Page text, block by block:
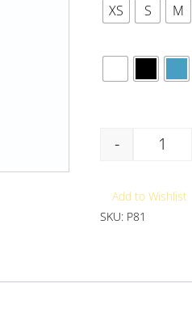
XS S M
-
Add to Wishlist
SKU: P81